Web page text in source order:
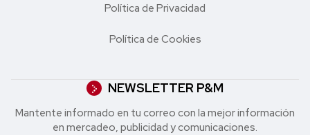
Política de Privacidad
Política de Cookies
NEWSLETTER P&M
Mantente informado en tu correo con la mejor in formación
en mercadeo, publicidad y comunicaciones.